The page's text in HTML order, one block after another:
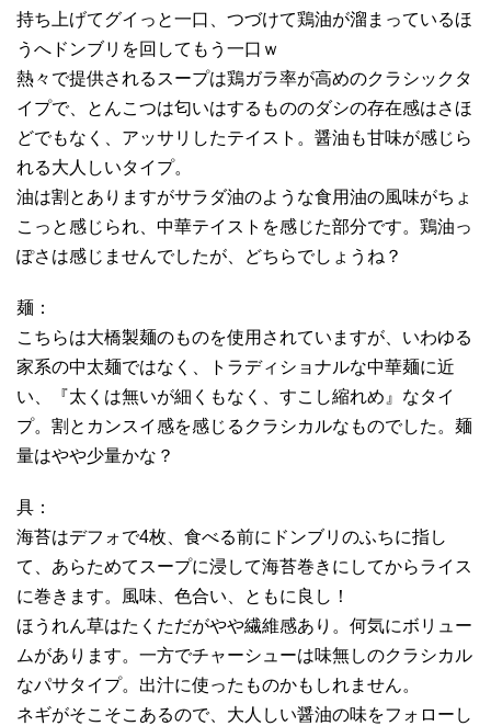
持ち上げてグイっと一口、つづけて鶏油が溜まっているほ
うへドンブリを回してもう一口ｗ
熱々で提供されるスープは鶏ガラ率が高めのクラシックタ
イプで、とんこつは匂いはするもののダシの存在感はさほ
どでもなく、アッサリしたテイスト。醤油も甘味が感じら
れる大人しいタイプ。
油は割とありますがサラダ油のような食用油の風味がちょ
こっと感じられ、中華テイストを感じた部分です。鶏油っ
ぽさは感じませんでしたが、どちらでしょうね？
麺：
こちらは大橋製麺のものを使用されていますが、いわゆる
家系の中太麺ではなく、トラディショナルな中華麺に近
い、『太くは無いが細くもなく、すこし縮れめ』なタイ
プ。割とカンスイ感を感じるクラシカルなものでした。麺
量はやや少量かな？
具：
海苔はデフォで4枚、食べる前にドンブリのふちに指し
て、あらためてスープに浸して海苔巻きにしてからライス
に巻きます。風味、色合い、ともに良し！
ほうれん草はたくただがやや繊維感あり。何気にボリュー
ムがあります。一方でチャーシューは味無しのクラシカル
なパサタイプ。出汁に使ったものかもしれません。
ネギがそこそこあるので、大人しい醤油の味をフォローし